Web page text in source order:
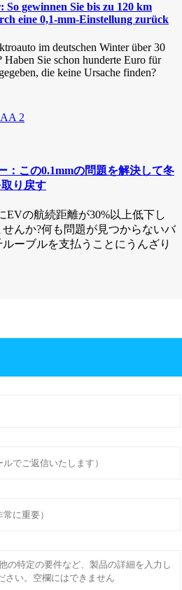
So gewinnen Sie bis zu 120 km
eine 0,1-mm-Einstellung zurück
im deutschen Winter über 30
Sie schon hunderte Euro für
die keine Ursache finden?
：この0.1mmの問題を解決して冬
り戻す
EVの航続距離が30%以上低下し
んか?何も問題が見つからないバ
ーブルを支払うことにうんざり